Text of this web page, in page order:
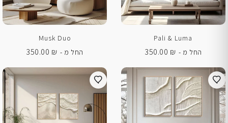
Pali & Luma
החל מ -
350.00 ₪
Musk Duo
החל מ -
350.00 ₪